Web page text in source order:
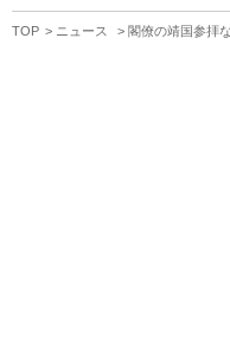
TOP ニュース 閣僚の靖国参拝